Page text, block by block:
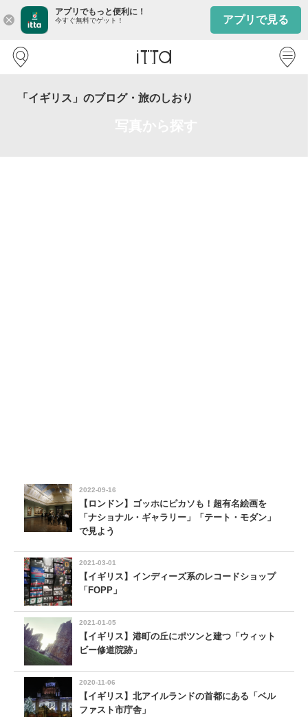
close
アプリでもっと便利に！
今すぐ無料でゲット！ アプリで見る
「イギリス」のブログ・旅のしおり
2022-09-16
【ロンドン】ゴッホにピカソも！超有名絵画を
「ナショナル・ギャラリー」「テート・モダン」
で見よう
2021-03-01
【イギリス】インディーズ系のレコードショップ
「FOPP」
2021-01-05
【イギリス】港町の丘にポツンと建つ「ウィット
ビー修道院跡」
2020-11-06
【イギリス】北アイルランドの首都にある「ベル
ファスト市庁舎」